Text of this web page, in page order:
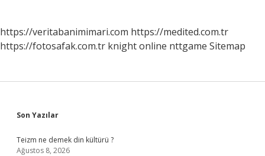
https://veritabanimimari.com https://medited.com.tr
https://fotosafak.com.tr knight online nttgame Sitemap
Sidebar
Son Yazılar
Teizm ne demek din kültürü ?
Ağustos 8, 2026